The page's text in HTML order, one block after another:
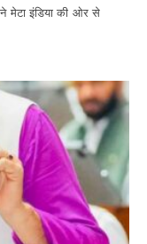
मेटा इंडिया की ओर से